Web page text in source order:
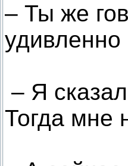
– Ты же
удивленно
– Я
Тогда мне